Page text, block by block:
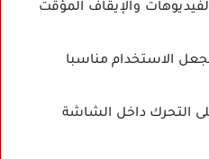
والإيقاف المؤقت
الاستخدام مناسبا
التحرك داخل الشاشة